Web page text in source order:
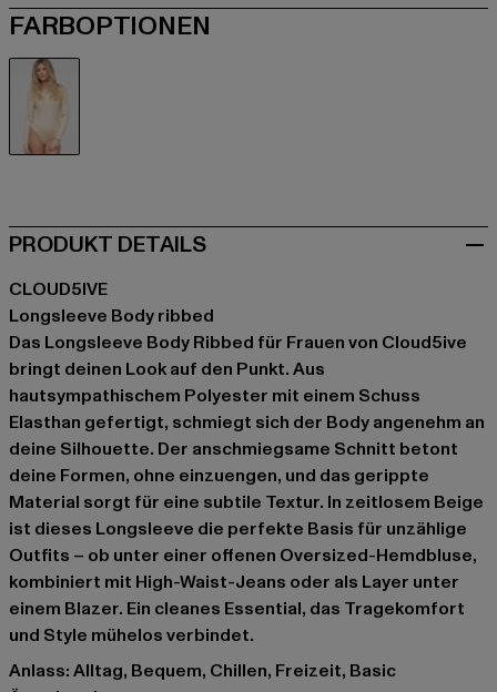
FARBOPTIONEN
PRODUKT DETAILS
CLOUD5IVE
Longsleeve Body ribbed
Das Longsleeve Body Ribbed für Frauen von Cloud5ive
bringt deinen Look auf den Punkt. Aus
hautsympathischem Polyester mit einem Schuss
Elasthan gefertigt, schmiegt sich der Body angenehm an
deine Silhouette. Der anschmiegsame Schnitt betont
deine Formen, ohne einzuengen, und das gerippte
Material sorgt für eine subtile Textur. In zeitlosem Beige
ist dieses Longsleeve die perfekte Basis für unzählige
Outfits – ob unter einer offenen Oversized-Hemdbluse,
kombiniert mit High-Waist-Jeans oder als Layer unter
einem Blazer. Ein cleanes Essential, das Tragekomfort
und Style mühelos verbindet.
Anlass: Alltag, Bequem, Chillen, Freizeit, Basic